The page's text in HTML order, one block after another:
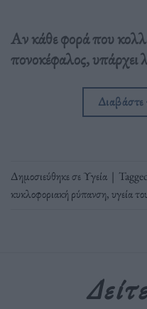
Αν κάθε φορά που
πονοκέφαλος, υπάρχει
Διαβάστε
Δημοσιεύθηκε σεΥγεία |
κυκλοφοριακή ρύπανση,υγεία